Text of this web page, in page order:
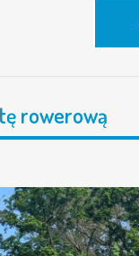
rowerową